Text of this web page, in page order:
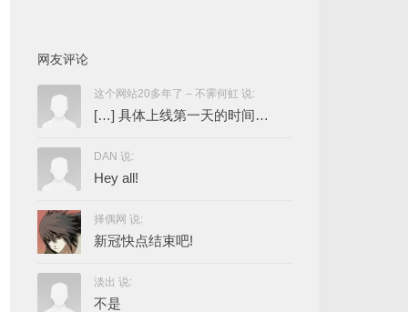
网友评论
这个网站20多年了 – 不霁何虹 说:
[…] 具体上线第一天的时间…
DAN 说:
Hey all!
择偶网 说:
新冠快点结束吧!
淡出 说:
不是